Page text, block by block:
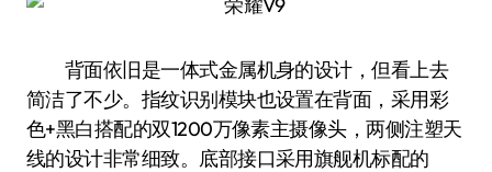
背面依旧是一体式金属机身的设计，但看上去
简洁了不少。指纹识别模块也设置在背面，采用彩
色+黑白搭配的双1200万像素主摄像头，两侧注塑天
线的设计非常细致。底部接口采用旗舰机标配的